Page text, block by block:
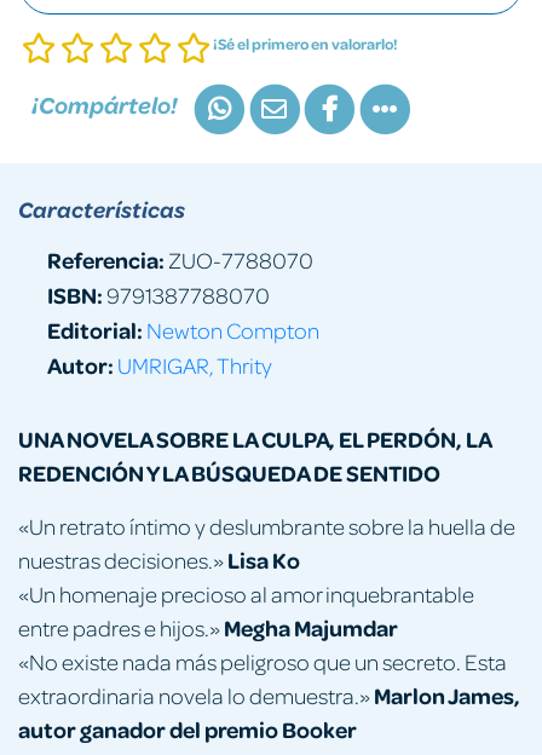
¡Sé el primero en valorarlo!
¡Compártelo!
UNA NOVELA SOBRE LA CULPA, EL PERDÓN, LA
REDENCIÓN Y LA BÚSQUEDA DE SENTIDO
«Un retrato íntimo y deslumbrante sobre la huella de
nuestras decisiones.»Lisa Ko
«Un homenaje precioso al amor inquebrantable
entre padres e hijos.»Megha Majumdar
«No existe nada más peligroso que un secreto. Esta
extraordinaria novela lo demuestra.»Marlon James,
autor ganador del premio Booker
Características
Referencia: ZUO-7788070
ISBN:9791387788070
Editorial: Newton Compton
Autor: UMRIGAR, Thrity